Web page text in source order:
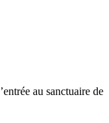
au sanctuaire de